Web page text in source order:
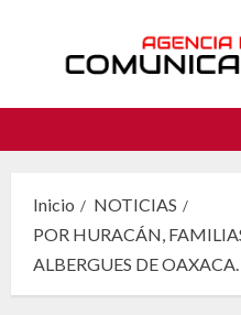
contenido
Inicio
NOTICIAS
POR HURACÁN,
ALBERGUES DE OAXACA.